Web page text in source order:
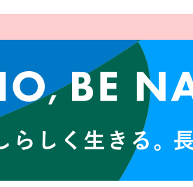
しらしく生きる。長野市